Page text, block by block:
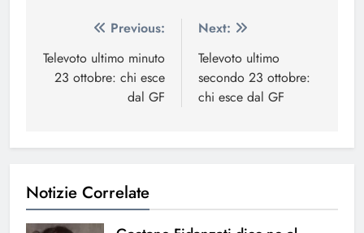
Navigazione
articoli
Previous:
Televoto ultimo minuto
23 ottobre: chi esce
dal GF
Next:
Televoto ultimo
secondo 23 ottobre:
chi esce dal GF
Notizie Correlate